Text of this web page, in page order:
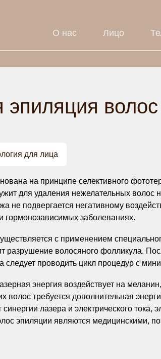
О нас Лицо
эпиляция волос
для лица
на принципе селективного
для удаления нежелательных
не подвергается негативному
гормонозависимых заболеваниях.
с применением
разрушение волосяного фолликула.
следует проводить цикл процедур с
энергия воздействует на
волос требуется дополнительная
синергии лазера и электрического
эпиляции являются медицинскими,